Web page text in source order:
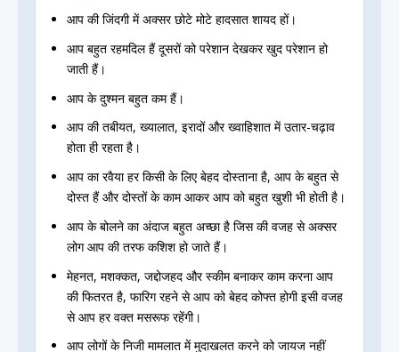
आप की जिंदगी में अक्सर छोटे मोटे हादसात शायद हों।
आप बहुत रहमदिल हैं दूसरों को परेशान देखकर खुद परेशान हो
जाती हैं।
आप के दुश्मन बहुत कम हैं।
आप की तबीयत, ख्यालात, इरादों और ख्वाहिशात में उतार-चढ़ाव
होता ही रहता है।
आप का रवैया हर किसी के लिए बेहद दोस्ताना है, आप के बहुत से
दोस्त हैं और दोस्तों के काम आकर आप को बहुत खुशी भी होती है।
आप के बोलने का अंदाज बहुत अच्छा है जिस की वजह से अक्सर
लोग आप की तरफ कशिश हो जाते हैं।
मेहनत, मशक्कत, जद्दोजहद और स्कीम बनाकर काम करना आप
की फितरत है, फारिग रहने से आप को बेहद कोफ्त होगी इसी वजह
से आप हर वक्त मसरूफ रहेंगी।
आप लोगों के निजी मामलात में मुदाखलत करने को जायज नहीं